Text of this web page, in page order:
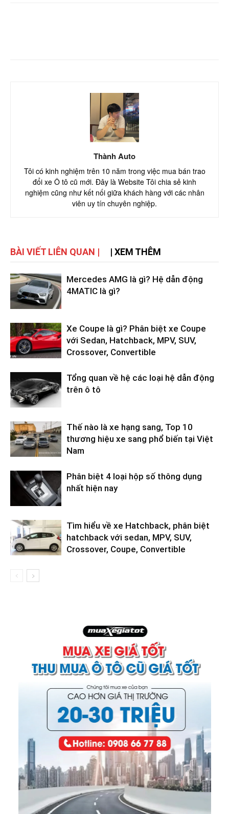
Thành Auto
Tôi có kinh nghiệm trên 10 năm trong việc mua bán trao
đổi xe Ô tô cũ mới. Đây là Website Tôi chia sẻ kinh
nghiệm cũng như kết nối giữa khách hàng với các nhân
viên uy tín chuyên nghiệp.
BÀI VIẾT LIÊN QUAN | | XEM THÊM
Mercedes AMG là gì? Hệ dẫn động
4MATIC là gì?
Xe Coupe là gì? Phân biệt xe Coupe
với Sedan, Hatchback, MPV, SUV,
Crossover, Convertible
Tổng quan về hệ các loại hệ dẫn động
trên ô tô
Thế nào là xe hạng sang, Top 10
thương hiệu xe sang phổ biến tại Việt
Nam
Phân biệt 4 loại hộp số thông dụng
nhất hiện nay
Tìm hiểu về xe Hatchback, phân biệt
hatchback với sedan, MPV, SUV,
Crossover, Coupe, Convertible